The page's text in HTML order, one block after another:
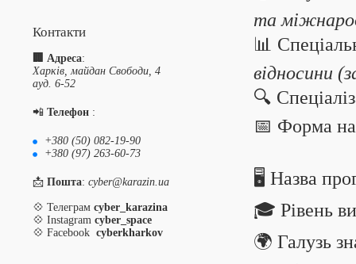
та
📊
відносини
🔍
📅 Форма
🖥️ Назва
🎓 Рівень
🌍 Галузь
Контакти
🏢 Адреса:
Харків, майдан Свободи, 4
ауд. 6-52
📲 Телефон :
+380 (50) 082-19-90
+380 (97) 263-60-73
📩 Пошта: cyber@karazin.ua
💠 Телеграм cyber_karazina
💠 Instagram cyber_space
💠 Facebook cyberkharkov